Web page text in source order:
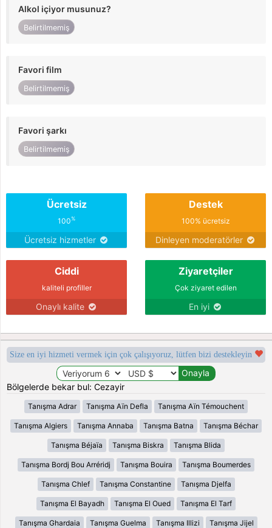
Alkol içiyor musunuz?
Belirtilmemiş
Favori film
Belirtilmemiş
Favori şarkı
Belirtilmemiş
Ücretsiz
100%
Ücretsiz hizmetler
Destek
100% ücretsiz
Dinleyen moderatörler
Ciddi
kaliteli profiller
Onaylı kalite
Ziyaretçiler
Çok ziyaret edilen
En iyi
Size en iyi hizmeti vermek için çok çalışıyoruz, lütfen bizi destekleyin
Bölgelerde bekar bul: Cezayir
Tanışma Adrar Tanışma Aïn Defla Tanışma Aïn Témouchent
Tanışma Algiers Tanışma Annaba Tanışma Batna Tanışma Béchar
Tanışma Béjaïa Tanışma Biskra Tanışma Blida
Tanışma Bordj Bou Arréridj Tanışma Bouira Tanışma Boumerdes
Tanışma Chlef Tanışma Constantine Tanışma Djelfa
Tanışma El Bayadh Tanışma El Oued Tanışma El Tarf
Tanışma Ghardaia Tanışma Guelma Tanışma Illizi Tanışma Jijel